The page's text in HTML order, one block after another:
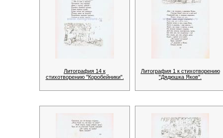
Литография 14 к
стихотворению "Коробейники".
Литография 1 к стихотворению
"Дядюшка Яков".